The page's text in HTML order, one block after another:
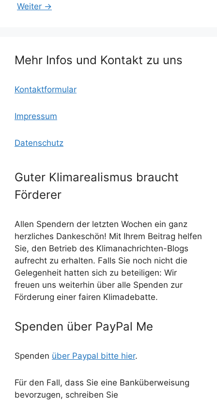
Weiter →
Mehr Infos und Kontakt zu uns
Kontaktformular
Impressum
Datenschutz
Guter Klimarealismus braucht
Förderer
Allen Spendern der letzten Wochen ein ganz
herzliches Dankeschön! Mit Ihrem Beitrag helfen
Sie, den Betrieb des Klimanachrichten-Blogs
aufrecht zu erhalten. Falls Sie noch nicht die
Gelegenheit hatten sich zu beteiligen: Wir
freuen uns weiterhin über alle Spenden zur
Förderung einer fairen Klimadebatte.
Spenden über PayPal Me
Spenden über Paypal bitte hier.
Für den Fall, dass Sie eine Banküberweisung
bevorzugen, schreiben Sie